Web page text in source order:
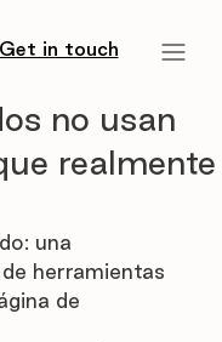
Get in touch
no usan
realmente
una
herramientas
de